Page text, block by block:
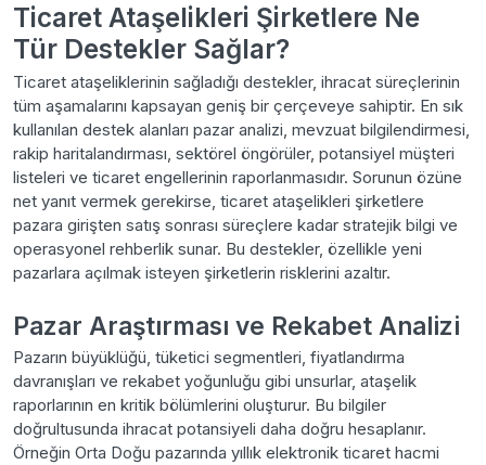
Ticaret Ataşelikleri Şirketlere Ne
Tür Destekler Sağlar?
Ticaret ataşeliklerinin sağladığı destekler, ihracat süreçlerinin
tüm aşamalarını kapsayan geniş bir çerçeveye sahiptir. En sık
kullanılan destek alanları pazar analizi, mevzuat bilgilendirmesi,
rakip haritalandırması, sektörel öngörüler, potansiyel müşteri
listeleri ve ticaret engellerinin raporlanmasıdır. Sorunun özüne
net yanıt vermek gerekirse, ticaret ataşelikleri şirketlere
pazara girişten satış sonrası süreçlere kadar stratejik bilgi ve
operasyonel rehberlik sunar. Bu destekler, özellikle yeni
pazarlara açılmak isteyen şirketlerin risklerini azaltır.
Pazar Araştırması ve Rekabet Analizi
Pazarın büyüklüğü, tüketici segmentleri, fiyatlandırma
davranışları ve rekabet yoğunluğu gibi unsurlar, ataşelik
raporlarının en kritik bölümlerini oluşturur. Bu bilgiler
doğrultusunda ihracat potansiyeli daha doğru hesaplanır.
Örneğin Orta Doğu pazarında yıllık elektronik ticaret hacmi